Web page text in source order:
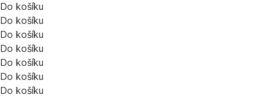
Do košíku
Do košíku
Do košíku
Do košíku
Do košíku
Do košíku
Do košíku